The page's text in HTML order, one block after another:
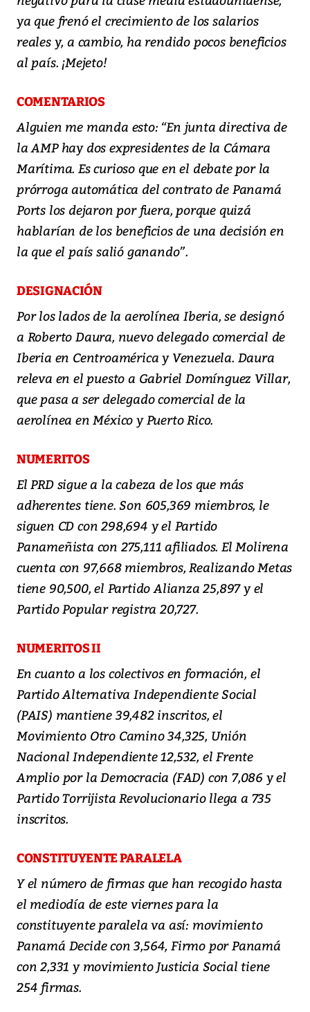
ya que frenó el crecimiento de los salarios
reales y, a cambio, ha rendido pocos beneficios
al país. ¡Mejeto!
COMENTARIOS
Alguien me manda esto: “En junta directiva de
la AMP hay dos expresidentes de la Cámara
Marítima. Es curioso que en el debate por la
prórroga automática del contrato de Panamá
Ports los dejaron por fuera, porque quizá
hablarían de los beneficios de una decisión en
la que el país salió ganando”.
DESIGNACIÓN
Por los lados de la aerolínea Iberia, se designó
a Roberto Daura, nuevo delegado comercial de
Iberia en Centroamérica y Venezuela. Daura
releva en el puesto a Gabriel Domínguez Villar,
que pasa a ser delegado comercial de la
aerolínea en México y Puerto Rico.
NUMERITOS
El PRD sigue a la cabeza de los que más
adherentes tiene. Son 605,369 miembros, le
siguen CD con 298,694 y el Partido
Panameñista con 275,111 afiliados. El Molirena
cuenta con 97,668 miembros, Realizando Metas
tiene 90,500, el Partido Alianza 25,897 y el
Partido Popular registra 20,727.
NUMERITOS II
En cuanto a los colectivos en formación, el
Partido Alternativa Independiente Social
(PAIS) mantiene 39,482 inscritos, el
Movimiento Otro Camino 34,325, Unión
Nacional Independiente 12,532, el Frente
Amplio por la Democracia (FAD) con 7,086 y el
Partido Torrijista Revolucionario llega a 735
inscritos.
CONSTITUYENTE PARALELA
Y el número de firmas que han recogido hasta
el mediodía de este viernes para la
constituyente paralela va así: movimiento
Panamá Decide con 3,564, Firmo por Panamá
con 2,331 y movimiento Justicia Social tiene
254 firmas.